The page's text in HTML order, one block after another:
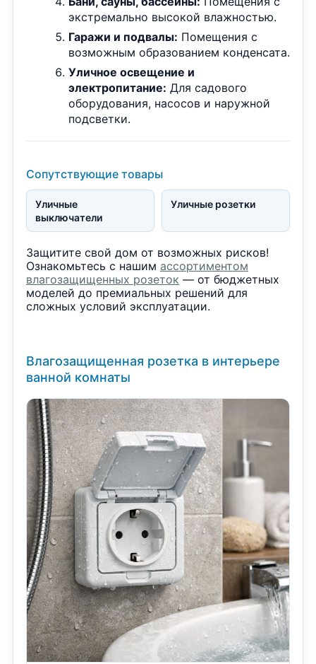
экстремально высокой влажностью.
Гаражи и подвалы: Помещения с
возможным образованием конденсата.
Уличное освещение и
электропитание: Для садового
оборудования, насосов и наружной
подсветки.
Сопутствующие товары
Уличные
выключатели
Уличные розетки
Защитите свой дом от возможных рисков!
Ознакомьтесь с нашим ассортиментом
влагозащищенных розеток — от бюджетных
моделей до премиальных решений для
сложных условий эксплуатации.
Влагозащищенная розетка в интерьере
ванной комнаты